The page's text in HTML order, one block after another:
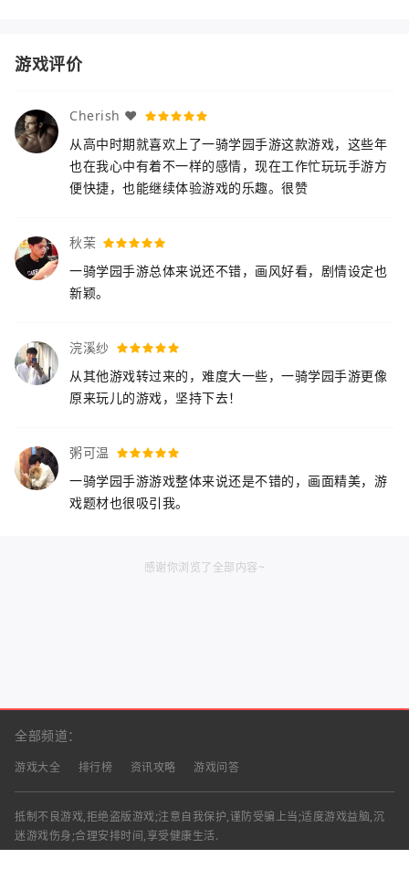
游戏评价
Cherish ♥
从高中时期就喜欢上了一骑学园手游这款游戏，这些年
也在我心中有着不一样的感情，现在工作忙玩玩手游方
便快捷，也能继续体验游戏的乐趣。很赞
秋茉
一骑学园手游总体来说还不错，画风好看，剧情设定也
新颖。
浣溪纱
从其他游戏转过来的，难度大一些，一骑学园手游更像
原来玩儿的游戏，坚持下去！
粥可温
一骑学园手游游戏整体来说还是不错的，画面精美，游
戏题材也很吸引我。
感谢你浏览了全部内容~
全部频道：
游戏大全 排行榜 资讯攻略 游戏问答
抵制不良游戏,拒绝盗版游戏;注意自我保护,谨防受骗上当;适度游戏益脑,沉
迷游戏伤身;合理安排时间,享受健康生活.